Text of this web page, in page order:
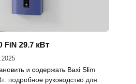
FiN 29.7 кВт
и содержать Baxi Slim
подробное руководство для